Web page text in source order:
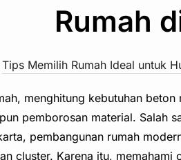
Rumah
Tips Memilih Rumah Ideal untuk
menghitung kebutuhan
pemborosan material. Salah
pembangunan rumah
cluster. Karena itu,